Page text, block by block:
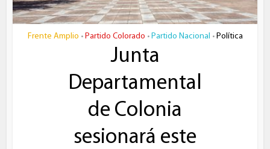
Frente Amplio • Partido Colorado • Partido Nacional • Política
Junta
Departamental
de Colonia
sesionará este